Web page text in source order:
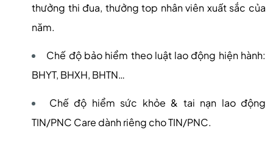
thưởng thi đua, thưởng top nhân viên xuất sắc của
năm.
Chế độ bảo hiểm theo luật lao động hiện hành:
BHYT, BHXH, BHTN…
Chế độ hiểm sức khỏe & tai nạn lao động
TIN/PNC Care dành riêng cho TIN/PNC.